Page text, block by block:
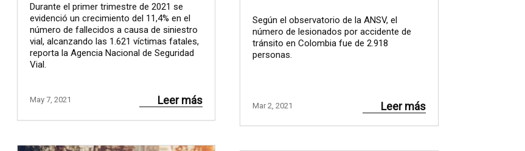
Durante el primer trimestre de 2021 se
evidenció un crecimiento del 11,4% en el
número de fallecidos a causa de siniestro
vial, alcanzando las 1.621 víctimas fatales,
reporta la Agencia Nacional de Seguridad
Vial.
May 7, 2021 Leer más
Según el observatorio de la ANSV, el
número de lesionados por accidente de
tránsito en Colombia fue de 2.918
personas.
Mar 2, 2021 Leer más